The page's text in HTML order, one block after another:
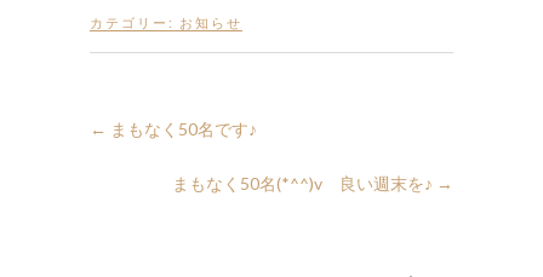
カテゴリー: お知らせ
← まもなく50名です♪
まもなく50名(*^^)v 良い週末を♪ →